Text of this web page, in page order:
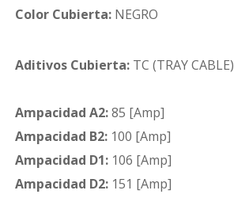
Color Cubierta: NEGRO
Aditivos Cubierta: TC (TRAY CABLE)
Ampacidad A2:85 [Amp]
Ampacidad B2: 100 [Amp]
Ampacidad D1: 106 [Amp]
Ampacidad D2: 151 [Amp]